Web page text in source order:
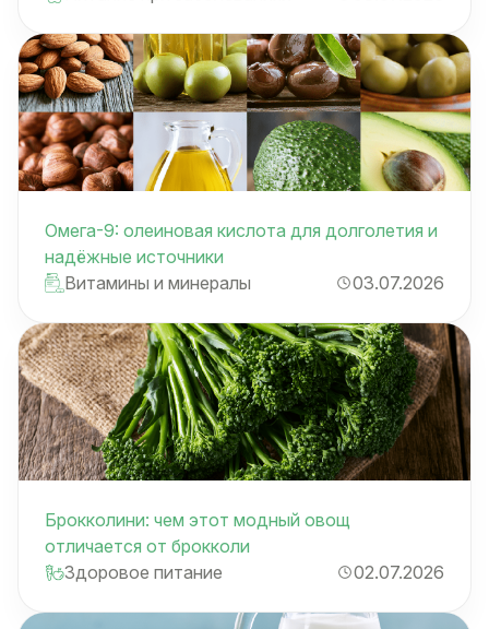
Омега-9: олеиновая кислота для долголетия и
надёжные источники
Витамины и минералы
03.07.2026
Брокколини: чем этот модный овощ
отличается от брокколи
Здоровое питание
02.07.2026